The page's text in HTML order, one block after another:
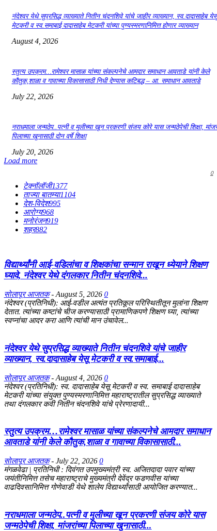
नंदेश्वर येथे सुप्रसिद्ध व्याख्याते नितीन चंदनशिवे यांचे जाहीर व्याख्यान, स्व.दादासाहेब येसू
मेटकरी व स्व.समाबाई दादासाहेब मेटकरी यांच्या पुण्यस्मरणानिमित्त होणार व्याख्यान
August 4, 2026
स्तुत्य उपक्रम…रामेश्वर मासाळ यांच्या संकल्पनेचे आमदार समाधान आवताडे यांनी केले
कौतुक,शाळा व गावाच्या विकासासाठी निधी देण्यास कटिबद्ध – आ. समाधान आवताडे
July 22, 2026
नराधमाला जन्मठेप..पत्नी व मुलीच्या खून प्रकरणी संजय कोरे यास जन्मठेपेची शिक्षा,
पिलाच्या खुनासाठी दोन वर्षे शिक्षा
July 20, 2026
Load more
0
टेक्नॉलॉजी1377
ताज्या बातम्या1104
देश-विदेश995
आरोग्य968
मनोरंजन919
शहर882
विद्यार्थ्यांनी आई-वडिलांचा व शिक्षकांचा सन्मान राखून ध्येयाने शिक्षण
घ्यावे, नंदेश्वर येथे दंगलकार नितीन चंदनशिवे...
सोलापूर आजतक - August 5, 2026 0
नंदेश्वर (प्रतिनिधी): आई-वडील अत्यंत प्रतिकूल परिस्थितीतून मुलांना शिक्षण
देतात. त्यांच्या कष्टांचे चीज करण्यासाठी प्रामाणिकपणे शिक्षण घ्या, त्यांच्या
स्वप्नांचा आदर करा आणि त्यांची मान उंचावेल...
नंदेश्वर येथे सुप्रसिद्ध व्याख्याते नितीन चंदनशिवे यांचे जाहीर
व्याख्यान, स्व.दादासाहेब येसू मेटकरी व स्व.समाबाई...
सोलापूर आजतक - August 4, 2026 0
नंदेश्वर (प्रतिनिधी): स्व. दादासाहेब येसू मेटकरी व स्व. समाबाई दादासाहेब
मेटकरी यांच्या संयुक्त पुण्यस्मरणानिमित्त महाराष्ट्रातील सुप्रसिद्ध व्याख्याते
तथा दंगलकार कवी नितीन चंदनशिवे यांचे प्रेरणादायी...
स्तुत्य उपक्रम…रामेश्वर मासाळ यांच्या संकल्पनेचे आमदार समाधान
आवताडे यांनी केले कौतुक,शाळा व गावाच्या विकासासाठी...
सोलापूर आजतक - July 22, 2026 0
मंगळवेढा | प्रतिनिधी : दिवंगत उपमुख्यमंत्री स्व. अजितदादा पवार यांच्या
जयंतीनिमित्त तसेच महाराष्ट्राचे मुख्यमंत्री देवेंद्र फडणवीस यांच्या
वाढदिवसानिमित्त गोणेवाडी येथे शालेय विद्यार्थ्यांसाठी आयोजित करण्यात...
नराधमाला जन्मठेप..पत्नी व मुलीच्या खून प्रकरणी संजय कोरे यास
जन्मठेपेची शिक्षा, मांजरांच्या पिलाच्या खुनासाठी...